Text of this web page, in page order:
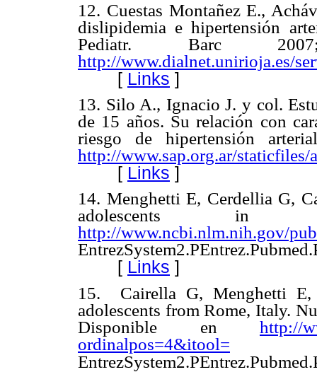
12. Cuestas Montañez E.,
dislipidemia e hipertensión
Pediatr. Barc
http://www.dialnet.unirioja.es/
[ Links ]
13. Silo A., Ignacio J. y col.
de 15 años. Su relación con
riesgo de hipertensión
http://www.sap.org.ar/
[ Links ]
14. Menghetti E, Cerdellia G,
adolescents in
http://www.ncbi.nlm.nih.gov/
[ Links ]
15. Cairella G, Menghetti
adolescents from Rome, Italy.
Disponible en http://
ordinalpos=4&itool=